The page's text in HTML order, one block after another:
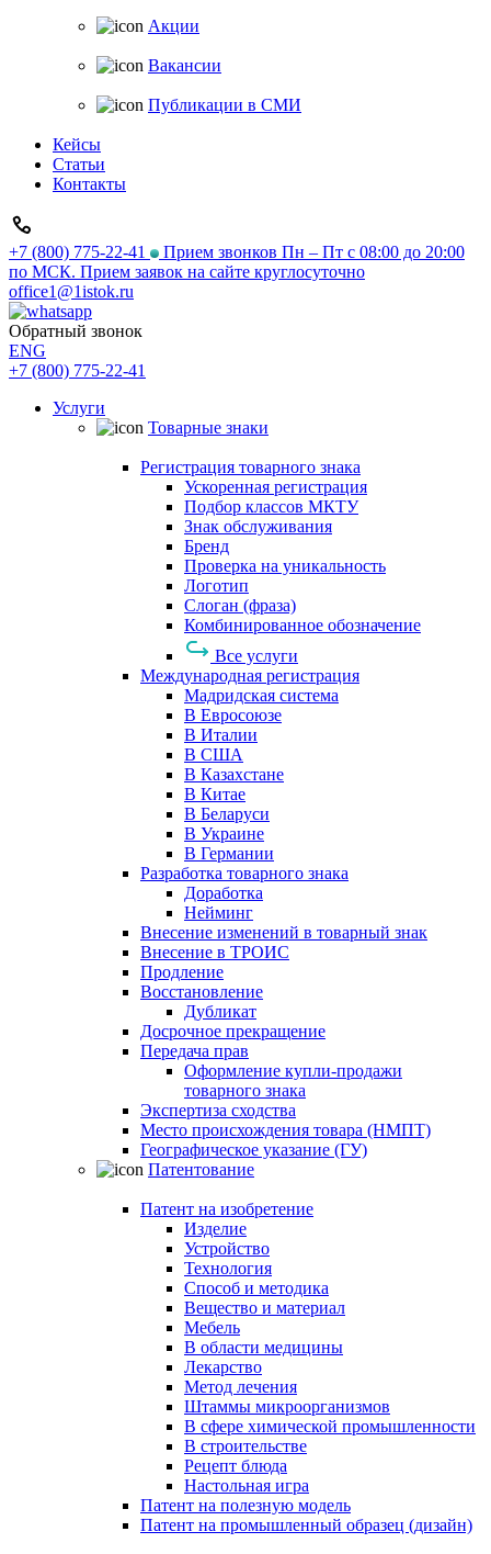
Акции
Вакансии
Публикации в СМИ
Кейсы
Статьи
Контакты
+7 (800) 775-22-41
Прием звонков Пн – Пт с 08:00 до 20:00
по МСК. Прием заявок на сайте круглосуточно
office1@1istok.ru
Обратный звонок
ENG
+7 (800) 775-22-41
Услуги
Товарные знаки
Регистрация товарного знака
Ускоренная регистрация
Подбор классов МКТУ
Знак обслуживания
Бренд
Проверка на уникальность
Логотип
Слоган (фраза)
Комбинированное обозначение
Все услуги
Международная регистрация
Мадридская система
В Евросоюзе
В Италии
В США
В Казахстане
В Китае
В Беларуси
В Украине
В Германии
Разработка товарного знака
Доработка
Нейминг
Внесение изменений в товарный знак
Внесение в ТРОИС
Продление
Восстановление
Дубликат
Досрочное прекращение
Передача прав
Оформление купли-продажи
товарного знака
Экспертиза сходства
Место происхождения товара (НМПТ)
Географическое указание (ГУ)
Патентование
Патент на изобретение
Изделие
Устройство
Технология
Способ и методика
Вещество и материал
Мебель
В области медицины
Лекарство
Метод лечения
Штаммы микроорганизмов
В сфере химической промышленности
В строительстве
Рецепт блюда
Настольная игра
Патент на полезную модель
Патент на промышленный образец (дизайн)